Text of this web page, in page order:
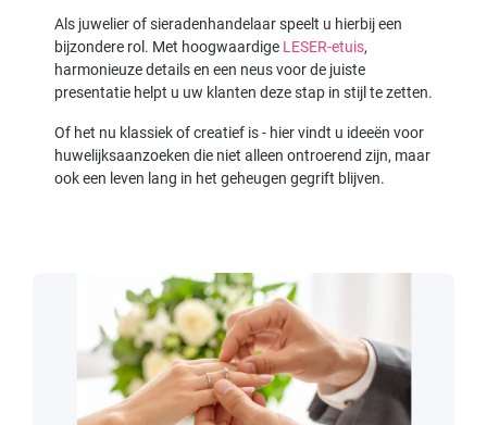
Als juwelier of sieradenhandelaar speelt u hierbij een
bijzondere rol. Met hoogwaardige LESER-etuis,
harmonieuze details en een neus voor de juiste
presentatie helpt u uw klanten deze stap in stijl te zetten.
Of het nu klassiek of creatief is - hier vindt u ideeën voor
huwelijksaanzoeken die niet alleen ontroerend zijn, maar
ook een leven lang in het geheugen gegrift blijven.